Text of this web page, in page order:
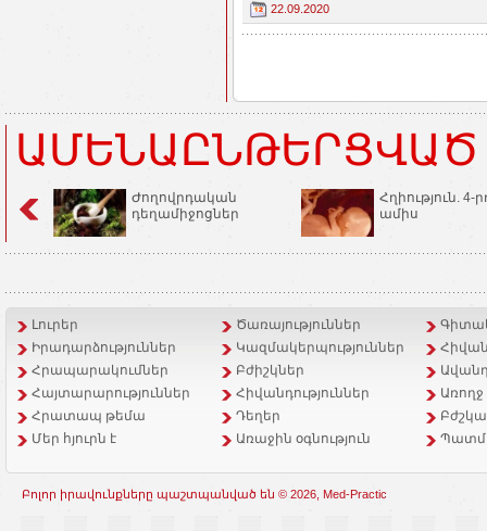
22.09.2020
Ժողովրդական
դեղամիջոցներ
Հղիություն. 4-
ամիս
Լուրեր Ծառայություններ
Իրադարձություններ
Կազմակերպություններ
Հրապարակումներ
Բժիշկներ
Հայտարարություններ
Հիվանդություններ
Հրատապ թեմա
Դեղեր
Մեր հյուրն է
Առաջին օգնություն
Բոլոր իրավունքները պաշտպանված են © 2026, Med-Practic